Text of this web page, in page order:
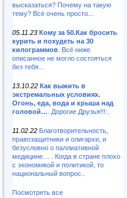
высказаться? Почему на такую
тему? Всё очень просто...
05.11.23 Кому за 50.Как бросить
курить и похудеть на 30
килограммов . Всё ниже
описанное не могло состояться
без тебя...
13.10.22 Как выжить в
экстремальных условиях.
Огонь, еда, вода и крыша над
головой… . Дорогие Друзья!!!..
11.02.22 Благотворительность,
правозащитники и олигархи, и
безусловно о паллиативной
медицине… . Когда в стране плохо
с экономикой и политикой, то
национальный вопрос..
Посмотреть все